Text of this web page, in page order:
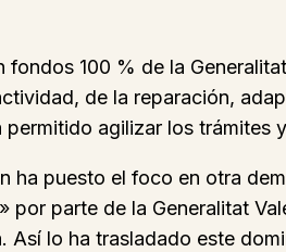
fondos 100 % de la
de la reparación,
permitido agilizar los
ha puesto el foco en otra
por parte de la Generalitat
Así lo ha trasladado este